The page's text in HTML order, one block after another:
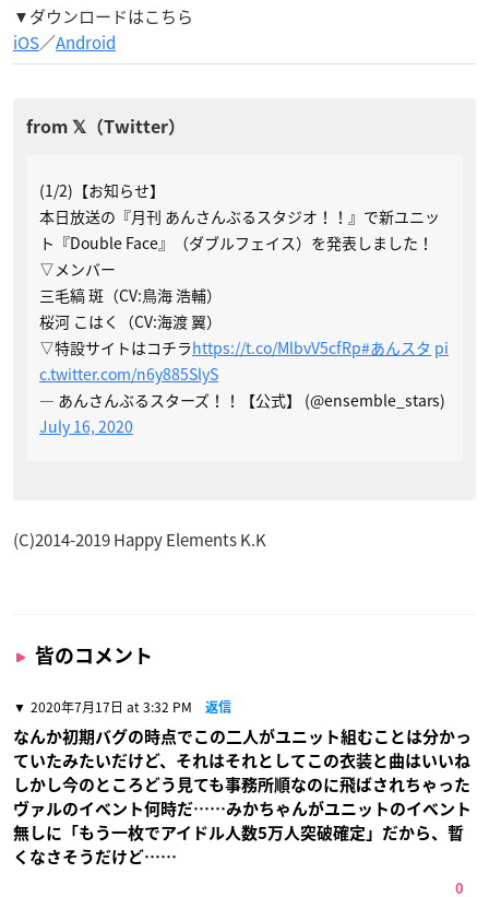
▼ダウンロードはこちら
iOS／Android
(1/2)【お知らせ】
本日放送の『月刊 あんさんぶるスタジオ！！』で新ユニッ
ト『Double Face』（ダブルフェイス）を発表しました！
▽メンバー
三毛縞 斑（CV:鳥海 浩輔）
桜河 こはく（CV:海渡 翼）
▽特設サイトはコチラhttps://t.co/MlbvV5cfRp#あんスタ pi
c.twitter.com/n6y885SlyS
— あんさんぶるスターズ！！【公式】 (@ensemble_stars)
July 16, 2020
(C)2014-2019 Happy Elements K.K
皆のコメント
2020年7月17日 at 3:32 PM 返信
なんか初期バグの時点でこの二人がユニット組むことは分かっ
ていたみたいだけど、それはそれとしてこの衣装と曲はいいね
しかし今のところどう見ても事務所順なのに飛ばされちゃった
ヴァルのイベント何時だ……みかちゃんがユニットのイベント
無しに「もう一枚でアイドル人数5万人突破確定」だから、暫
くなさそうだけど……
0